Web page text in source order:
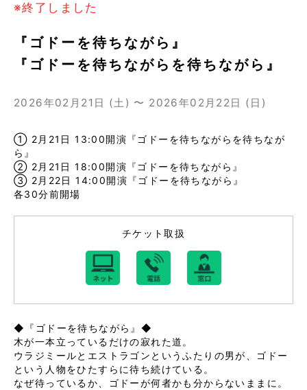
※終了しました
『ゴドーを待ちながら』
『ゴドーを待ちながらを待ちながら』
2026年02月21日 (土) 〜 2026年02月22日 (日)
① 2月21日 13:00開演『ゴドーを待ちながらを待ちなが
ら』
② 2月21日 18:00開演『ゴドーを待ちながら』
③ 2月22日 14:00開演『ゴドーを待ちながら』
各30分前開場
チケット取扱
◆『ゴドーを待ちながら』◆
木が一本立っているだけの寂れた道。
ウラジミールとエストラゴンというふたりの男が、ゴドー
という人物をひたすらに待ち続けている。
なぜ待っているか、ゴドーが何者かも分からないままに。